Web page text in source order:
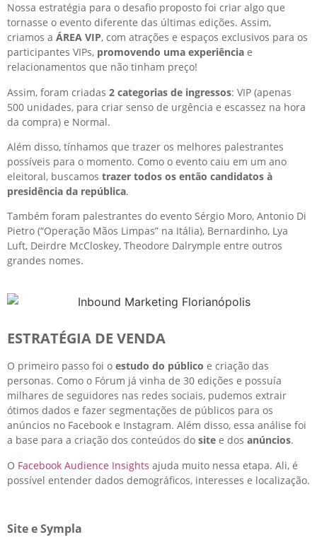
Nossa estratégia para o desafio proposto foi criar algo que
tornasse o evento diferente das últimas edições. Assim,
criamos a ÁREA VIP, com atrações e espaços exclusivos para os
participantes VIPs, promovendo uma experiência e
relacionamentos que não tinham preço!
Assim, foram criadas 2 categorias de ingressos: VIP (apenas
500 unidades, para criar senso de urgência e escassez na hora
da compra) e Normal.
Além disso, tínhamos que trazer os melhores palestrantes
possíveis para o momento. Como o evento caiu em um ano
eleitoral, buscamos trazer todos os então candidatos à
presidência da república.
Também foram palestrantes do evento Sérgio Moro, Antonio Di
Pietro (“Operação Mãos Limpas” na Itália), Bernardinho, Lya
Luft, Deirdre McCloskey, Theodore Dalrymple entre outros
grandes nomes.
ESTRATÉGIA DE VENDA
O primeiro passo foi o estudo do público e criação das
personas. Como o Fórum já vinha de 30 edições e possuía
milhares de seguidores nas redes sociais, pudemos extrair
ótimos dados e fazer segmentações de públicos para os
anúncios no Facebook e Instagram. Além disso, essa análise foi
a base para a criação dos conteúdos do site e dos anúncios.
O Facebook Audience Insights ajuda muito nessa etapa. Ali, é
possível entender dados demográficos, interesses e localização.
Site e Sympla